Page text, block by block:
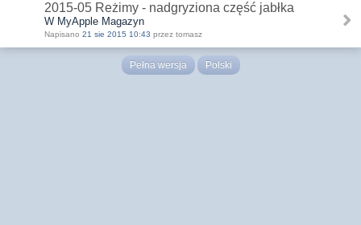
2015-05 Reżimy - nadgryziona część jabłka
W MyApple Magazyn
Napisano 21 sie 2015 10:43 przez tomasz
Pełna wersja Polski